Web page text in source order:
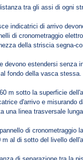
tra gli assi di ogni
indicatrici di arrivo
di cronometraggio
della striscia segna-
devono estendersi senza
fondo della vasca stessa.
m sotto la superficie
d'arrivo e misurando
una linea trasversale
di cronometraggio
m al di sotto del livello